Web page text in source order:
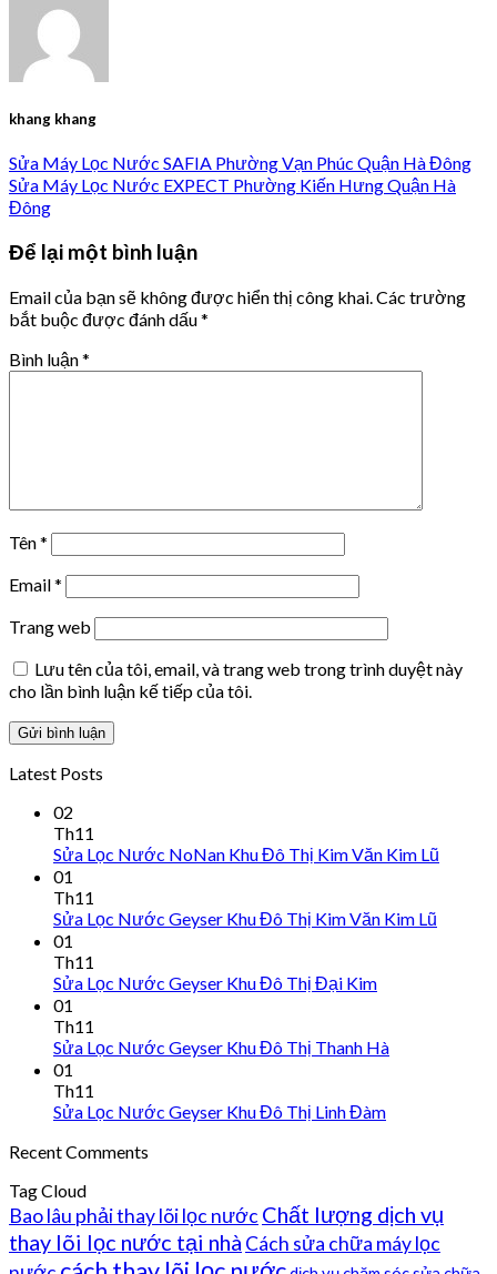
khang khang
Sửa Máy Lọc Nước SAFIA Phường Vạn Phúc Quận Hà Đông
Sửa Máy Lọc Nước EXPECT Phường Kiến Hưng Quận Hà
Đông
Để lại một bình luận
Email của bạn sẽ không được hiển thị công khai. Các trường
bắt buộc được đánh dấu*
Bình luận*
Tên*
Email*
Trang web
Lưu tên của tôi, email, và trang web trong trình duyệt này
cho lần bình luận kế tiếp của tôi.
Latest Posts
02
Th11
Sửa Lọc Nước NoNan Khu Đô Thị Kim Văn Kim Lũ
01
Th11
Sửa Lọc Nước Geyser Khu Đô Thị Kim Văn Kim Lũ
01
Th11
Sửa Lọc Nước Geyser Khu Đô Thị Đại Kim
01
Th11
Sửa Lọc Nước Geyser Khu Đô Thị Thanh Hà
01
Th11
Sửa Lọc Nước Geyser Khu Đô Thị Linh Đàm
Recent Comments
Tag Cloud
Bao lâu phải thay lõi lọc nước Chất lượng dịch vụ
thay lõi lọc nước tại nhà Cách sửa chữa máy lọc